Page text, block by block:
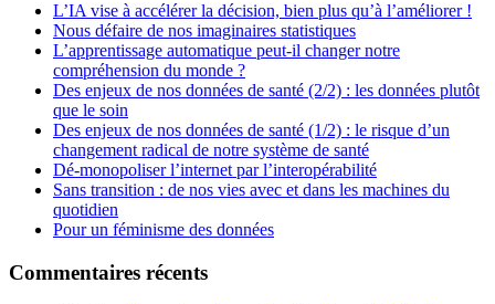
L’IA vise à accélérer la décision, bien plus qu’à l’améliorer !
Nous défaire de nos imaginaires statistiques
L’apprentissage automatique peut-il changer notre
compréhension du monde ?
Des enjeux de nos données de santé (2/2) : les données plutôt
que le soin
Des enjeux de nos données de santé (1/2) : le risque d’un
changement radical de notre système de santé
Dé-monopoliser l’internet par l’interopérabilité
Sans transition : de nos vies avec et dans les machines du
quotidien
Pour un féminisme des données
Commentaires récents